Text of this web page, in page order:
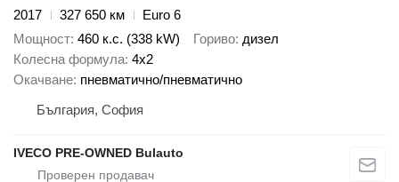
2017
327 650 км
Euro 6
Мощност 460 к.с. (338 kW) Гориво дизел
Колесна формула 4x2
Окачване пневматично/пневматично
България, София
IVECO PRE-OWNED Bulauto